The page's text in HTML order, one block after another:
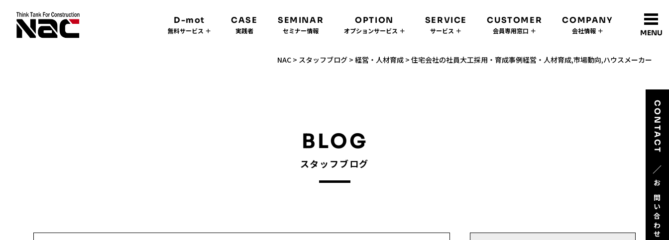
D-mot
無料サービス ＋
CASE
実践者
SEMINAR
セミナー情報
OPTION
オプションサービス ＋
SERVICE
サービス ＋
CUSTOMER
会員専用窓口 ＋
COMPANY
会社情報 ＋ MENU
CONTACT
／
お問い合わせ
NAC > スタッフブログ >経営・人材育成 >住宅会社の社員大工採用・育成事例経営・人材育成,市場動向,ハウスメーカー
BLOG
スタッフブログ